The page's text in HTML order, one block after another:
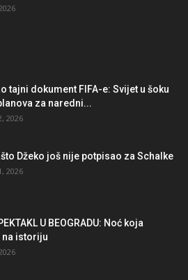
tajni dokument FIFA-e: Svijet u šoku
za naredni...
2026
Džeko još nije potpisao za Schalke
2026
U BEOGRADU: Noć koja
na istoriju